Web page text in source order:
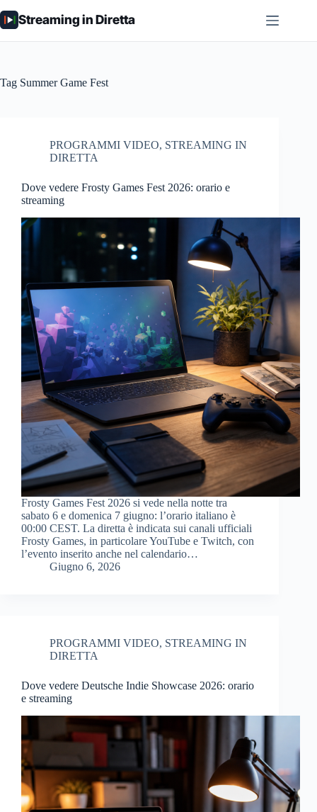
al
contenuto
Streaming in Diretta
Tag Summer Game Fest
PROGRAMMI VIDEO, STREAMING IN
DIRETTA
Dove vedere Frosty Games Fest 2026: orario e
streaming
Frosty Games Fest 2026 si vede nella notte tra
sabato 6 e domenica 7 giugno: l’orario italiano è
00:00 CEST. La diretta è indicata sui canali ufficiali
Frosty Games, in particolare YouTube e Twitch, con
l’evento inserito anche nel calendario…
Giugno 6, 2026
PROGRAMMI VIDEO, STREAMING IN
DIRETTA
Dove vedere Deutsche Indie Showcase 2026: orario
e streaming